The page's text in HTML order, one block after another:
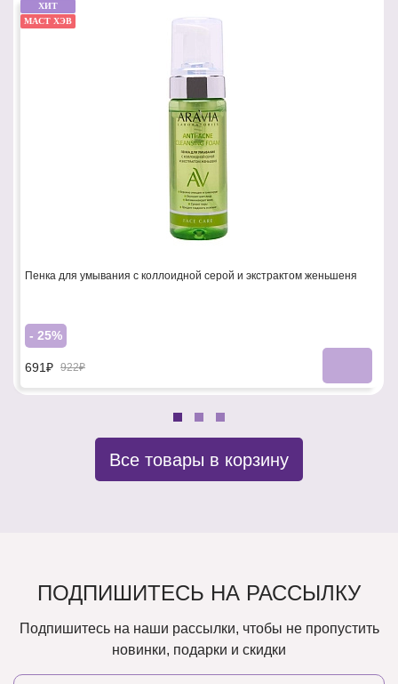
ХИТ
МАСТ ХЭВ
Пенка для умывания с коллоидной серой и экстрактом женьшеня
- 25%
691₽ 922₽
Все товары в корзину
ПОДПИШИТЕСЬ НА РАССЫЛКУ
Подпишитесь на наши рассылки, чтобы не пропустить
новинки, подарки и скидки